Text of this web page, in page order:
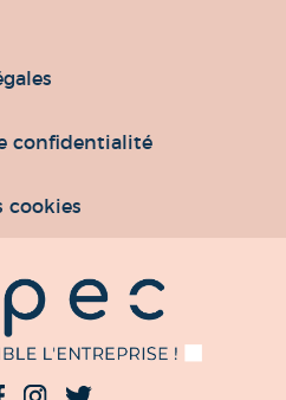
confidentialité
cookies